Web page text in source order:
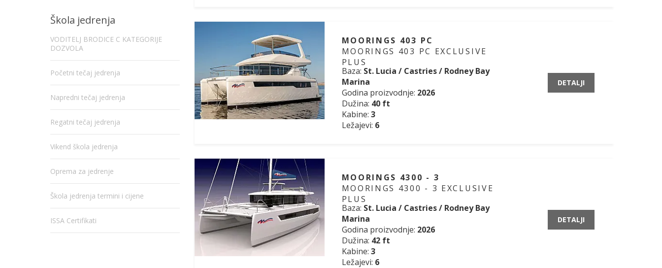
MOORINGS 403 PC
MOORINGS 403 PC EXCLUSIVE
PLUS
Baza: St. Lucia / Castries / Rodney Bay
Marina
Godina proizvodnje: 2026
Dužina: 40 ft
Kabine: 3
Ležajevi: 6
DETALJI
MOORINGS 4300 - 3
MOORINGS 4300 - 3 EXCLUSIVE
PLUS
Baza: St. Lucia / Castries / Rodney Bay
Marina
Godina proizvodnje: 2026
Dužina: 42 ft
Kabine: 3
Ležajevi: 6
DETALJI
Škola jedrenja
VODITELJ BRODICE C KATEGORIJE
DOZVOLA
Početni tečaj jedrenja
Napredni tečaj jedrenja
Regatni tečaj jedrenja
Vikend škola jedrenja
Oprema za jedrenje
Škola jedrenja termini i cijene
ISSA Certifikati